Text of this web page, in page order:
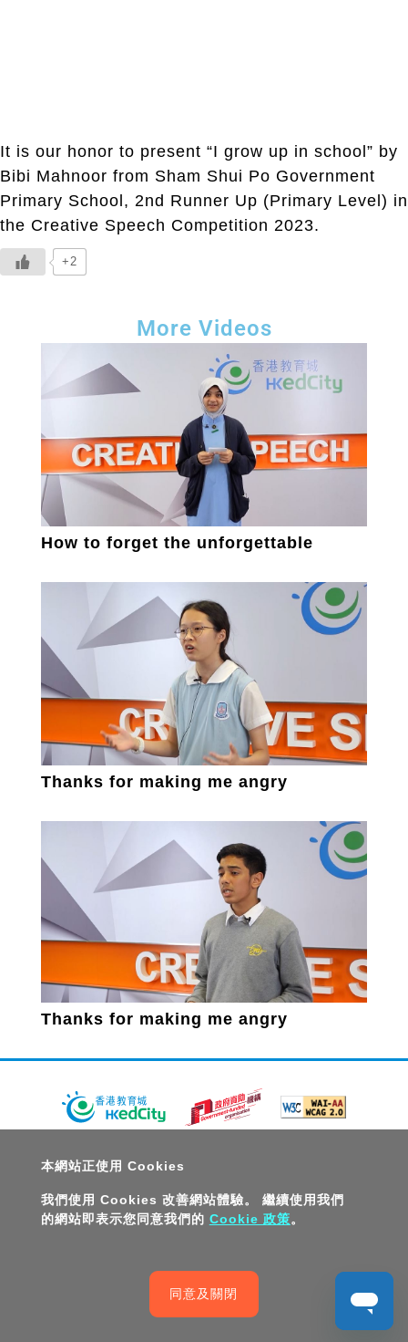
It is our honor to present “I grow up in school” by
Bibi Mahnoor from Sham Shui Po Government
Primary School, 2nd Runner Up (Primary Level) in
the Creative Speech Competition 2023.
+2
More Videos
How to forget the unforgettable
Thanks for making me angry
Thanks for making me angry
人才招募
聯絡我們
版權所有© 2026 香港教育城有限公司
私隱政策聲明 服務條款
版權及知識產權政策
本網站正使用 Cookies
我們使用 Cookies 改善網站體驗。 繼續使用我們
的網站即表示您同意我們的 Cookie 政策。
同意及關閉